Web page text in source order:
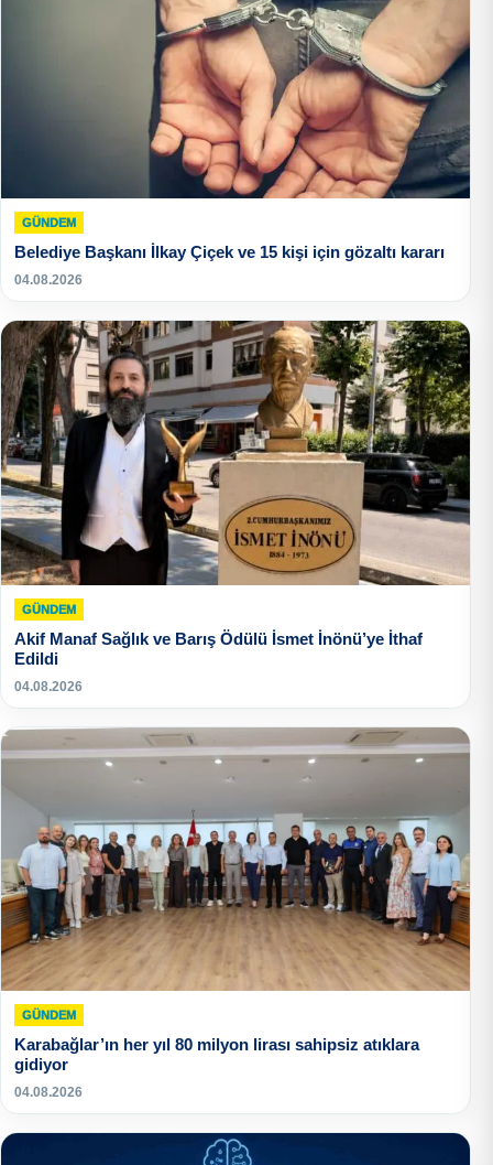
GÜNDEM
Belediye Başkanı İlkay Çiçek ve 15 kişi için gözaltı kararı
04.08.2026
GÜNDEM
Akif Manaf Sağlık ve Barış Ödülü İsmet İnönü’ye İthaf
Edildi
04.08.2026
GÜNDEM
Karabağlar’ın her yıl 80 milyon lirası sahipsiz atıklara
gidiyor
04.08.2026